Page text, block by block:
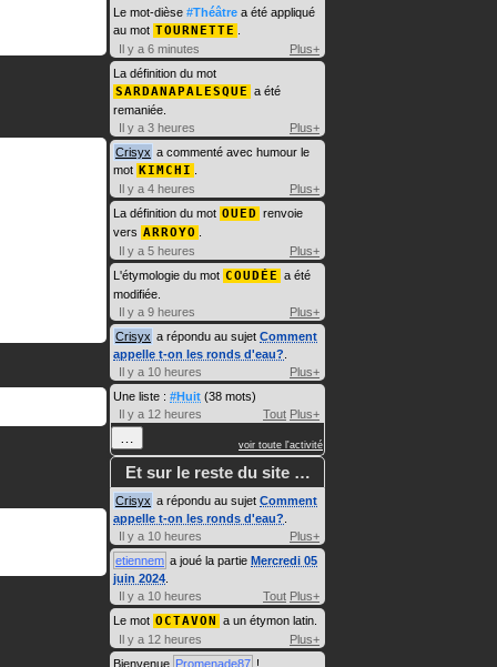
Le mot-dièse #Théâtre a été appliqué
au mot TOURNETTE
Il y a 6 minutes
Plus+
La définition du mot
SARDANAPALESQUE a été
remaniée.
Il y a 3 heures
Plus+
Crisyx a commenté avec humour le
mot KIMCHI
Il y a 4 heures
Plus+
La définition du mot OUED renvoie
vers ARROYO
Il y a 5 heures
Plus+
L'étymologie du mot COUDÉE a été
modifiée.
Il y a 9 heures
Plus+
Crisyx a répondu au sujet Comment
appelle t-on les ronds d'eau?
Il y a 10 heures
Plus+
Une liste : #Huit (38 mots)
Il y a 12 heures
Tout Plus+
… voir toute l'activité
Et sur le reste du site …
Crisyx a répondu au sujet Comment
appelle t-on les ronds d'eau?
Il y a 10 heures
Plus+
etiennem a joué la partie Mercredi 05
juin 2024
Il y a 10 heures
Tout Plus+
Le mot OCTAVON a un étymon latin.
Il y a 12 heures
Plus+
Bienvenue Promenade87 !